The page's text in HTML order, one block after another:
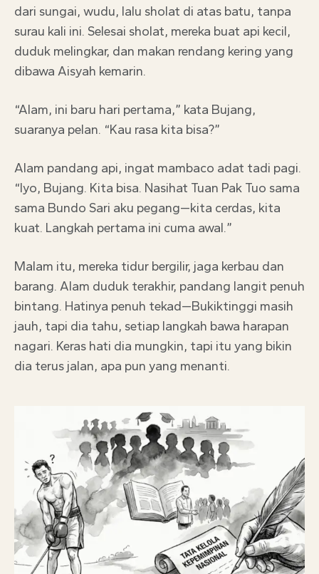
dari sungai, wudu, lalu sholat di atas batu, tanpa
surau kali ini. Selesai sholat, mereka buat api kecil,
duduk melingkar, dan makan rendang kering yang
dibawa Aisyah kemarin.
“Alam, ini baru hari pertama,” kata Bujang,
suaranya pelan. “Kau rasa kita bisa?”
Alam pandang api, ingat mambaco adat tadi pagi.
“Iyo, Bujang. Kita bisa. Nasihat Tuan Pak Tuo sama
sama Bundo Sari aku pegang—kita cerdas, kita
kuat. Langkah pertama ini cuma awal.”
Malam itu, mereka tidur bergilir, jaga kerbau dan
barang. Alam duduk terakhir, pandang langit penuh
bintang. Hatinya penuh tekad—Bukiktinggi masih
jauh, tapi dia tahu, setiap langkah bawa harapan
nagari. Keras hati dia mungkin, tapi itu yang bikin
dia terus jalan, apa pun yang menanti.